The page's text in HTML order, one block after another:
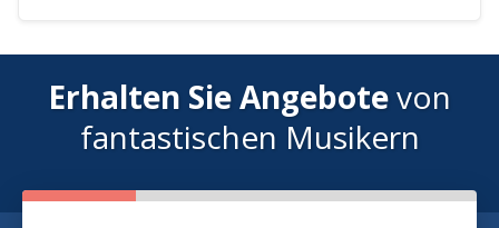
Erhalten Sie Angebotevon
fantastischen Musikern